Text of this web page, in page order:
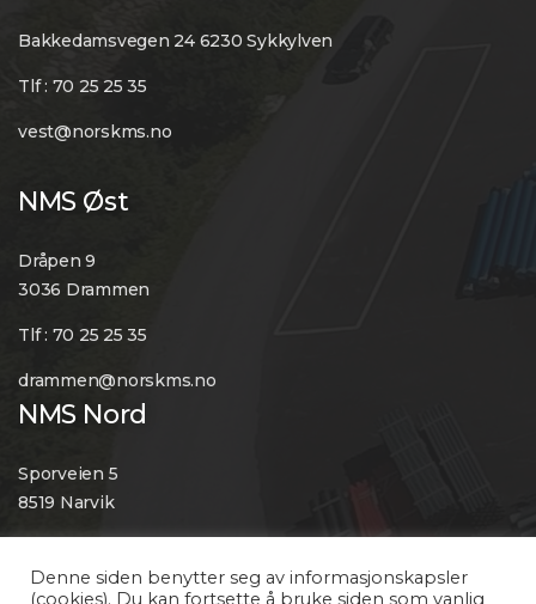
Bakkedamsvegen 24 6230 Sykkylven
Tlf : 70 25 25 35
vest@norskms.no
NMS Øst
Dråpen 9
3036 Drammen
Tlf : 70 25 25 35
drammen@norskms.no
NMS Nord
Sporveien 5
8519 Narvik
post@norskms.no
Denne siden benytter seg av informasjonskapsler
(cookies). Du kan fortsette å bruke siden som vanlig